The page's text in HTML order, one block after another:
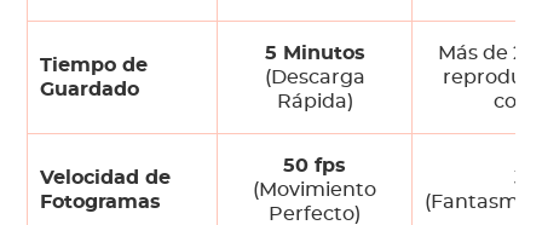
Tiempo de
Guardado
5 Minutos
(Descarga
Rápida)
Más de 2
Velocidad de
Fotogramas
50 fps
(Movimiento
Perfecto)